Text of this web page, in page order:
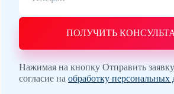
ПОЛУЧИТЬ
Нажимая на кнопку Отправить
согласие на обработку персональных